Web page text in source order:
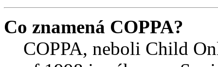
Co znamená COPPA?
COPPA, neboli Child